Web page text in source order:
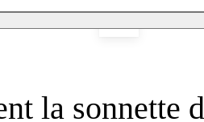
la sonnette